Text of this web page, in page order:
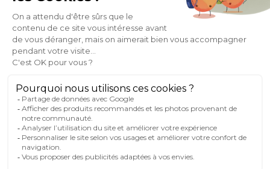
MOYENS DE PAIEMENT
FRANCE